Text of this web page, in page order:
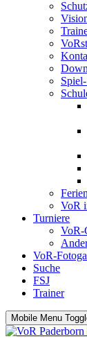
VoR
Turniere
VoR-
VoR-
Suche
FSJ
Trainer
Mobile Menu